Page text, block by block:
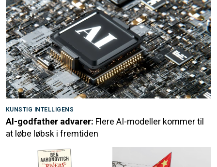
KUNSTIG INTELLIGENS
AI-godfather advarer: Flere AI-modeller kommer til
at løbe løbsk i fremtiden